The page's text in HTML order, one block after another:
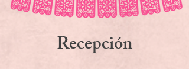
Recepción